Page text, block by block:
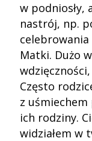
w podniosły,
nastrój, np.
celebrowania
Matki. Dużo
Często
z
ich rodziny.
widziałem w